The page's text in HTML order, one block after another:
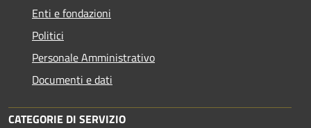
Enti e fondazioni
Politici
Personale Amministrativo
Documenti e dati
CATEGORIE DI SERVIZIO